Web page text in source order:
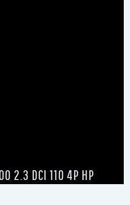
2.3 DCI 110 4P HP